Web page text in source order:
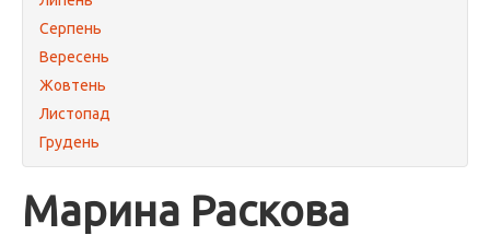
Серпень
Вересень
Жовтень
Листопад
Грудень
Марина Раскова